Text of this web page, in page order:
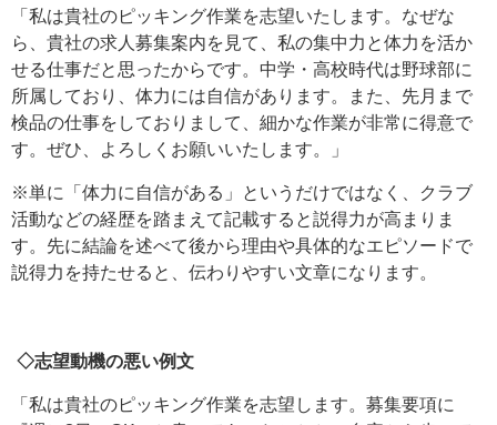
「私は貴社のピッキング作業を志望いたします。なぜな
ら、貴社の求人募集案内を見て、私の集中力と体力を活か
せる仕事だと思ったからです。中学・高校時代は野球部に
所属しており、体力には自信があります。また、先月まで
検品の仕事をしておりまして、細かな作業が非常に得意で
す。ぜひ、よろしくお願いいたします。」
※単に「体力に自信がある」というだけではなく、クラブ
活動などの経歴を踏まえて記載すると説得力が高まりま
す。先に結論を述べて後から理由や具体的なエピソードで
説得力を持たせると、伝わりやすい文章になります。
◇志望動機の悪い例文
「私は貴社のピッキング作業を志望します。募集要項に